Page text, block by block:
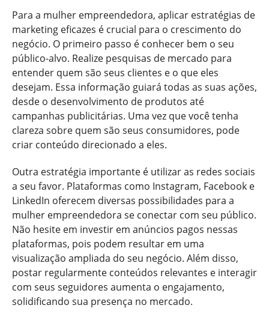
Para a mulher empreendedora, aplicar estratégias de
marketing eficazes é crucial para o crescimento do
negócio. O primeiro passo é conhecer bem o seu
público-alvo. Realize pesquisas de mercado para
entender quem são seus clientes e o que eles
desejam. Essa informação guiará todas as suas ações,
desde o desenvolvimento de produtos até
campanhas publicitárias. Uma vez que você tenha
clareza sobre quem são seus consumidores, pode
criar conteúdo direcionado a eles.
Outra estratégia importante é utilizar as redes sociais
a seu favor. Plataformas como Instagram, Facebook e
LinkedIn oferecem diversas possibilidades para a
mulher empreendedora se conectar com seu público.
Não hesite em investir em anúncios pagos nessas
plataformas, pois podem resultar em uma
visualização ampliada do seu negócio. Além disso,
postar regularmente conteúdos relevantes e interagir
com seus seguidores aumenta o engajamento,
solidificando sua presença no mercado.